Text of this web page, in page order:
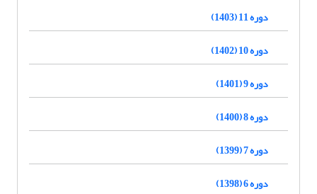
دوره 11 (1403)
دوره 10 (1402)
دوره 9 (1401)
دوره 8 (1400)
دوره 7 (1399)
دوره 6 (1398)